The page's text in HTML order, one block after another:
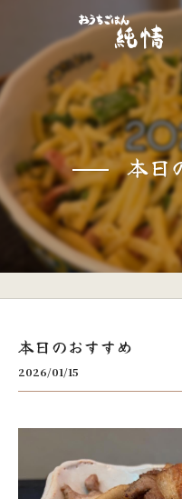
本日
本日のおすすめ
2026/01/15